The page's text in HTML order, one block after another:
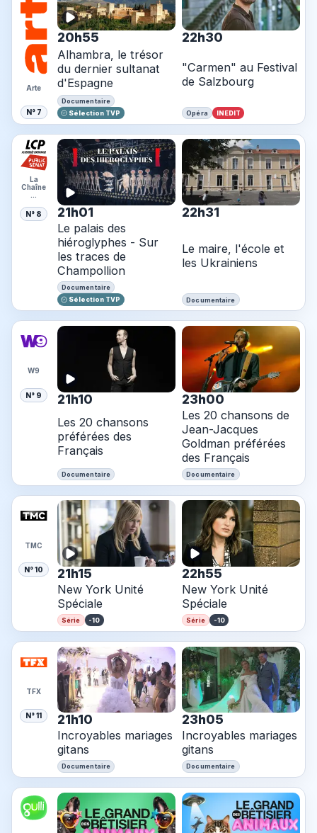
Arte
N° 7
20h55
Alhambra, le trésor
du dernier sultanat
d'Espagne
Documentaire
Sélection TVP
22h30
"Carmen" au Festival
de Salzbourg
Opéra INEDIT
La
Chaîne
…
N° 8 21h01
Le palais des
hiéroglyphes - Sur
les traces de
Champollion
Documentaire
Sélection TVP
22h31
Le maire, l'école et
les Ukrainiens
Documentaire
W9
N° 9 21h10
Les 20 chansons
préférées des
Français
Documentaire
23h00
Les 20 chansons de
Jean-Jacques
Goldman préférées
des Français
Documentaire
TMC
N° 10 21h15
New York Unité
Spéciale
Série -10
22h55
New York Unité
Spéciale
Série -10
TFX
N° 11 21h10
Incroyables mariages
gitans
Documentaire
23h05
Incroyables mariages
gitans
Documentaire